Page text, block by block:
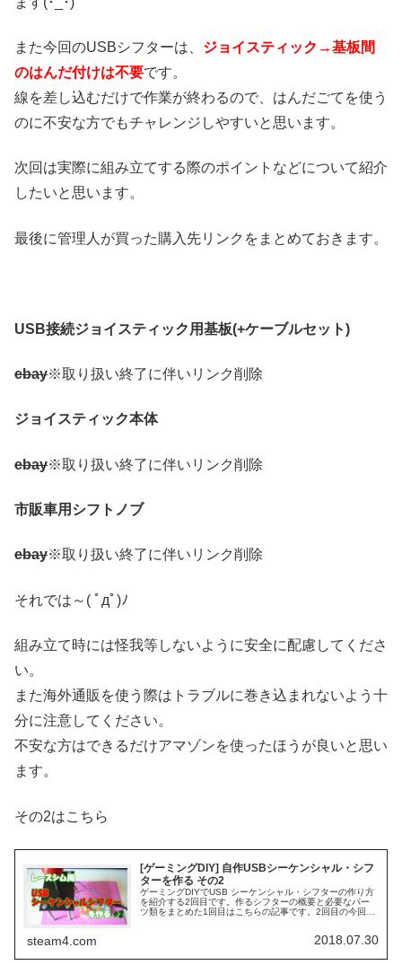
また今回のUSBシフターは、 ジョイスティック→基板間
のはんだ付けは不要です。
線を差し込むだけで作業が終わるので、はんだごてを使う
のに不安な方でもチャレンジしやすいと思います。
次回は実際に組み立てする際のポイントなどについて紹介
したいと思います。
最後に管理人が買った購入先リンクをまとめておきます。
USB接続ジョイスティック用基板(+ケーブルセット)
ebay※取り扱い終了に伴いリンク削除
ジョイスティック本体
ebay※取り扱い終了に伴いリンク削除
市販車用シフトノブ
ebay※取り扱い終了に伴いリンク削除
それでは～( ﾟдﾟ)ﾉ
組み立て時には怪我等しないように安全に配慮してくださ
い。
また海外通販を使う際はトラブルに巻き込まれないよう十
分に注意してください。
不安な方はできるだけアマゾンを使ったほうが良いと思い
ます。
その2はこちら
[ゲーミングDIY] 自作USBシーケンシャル・シフ
ターを作る その2
ゲーミングDIYでUSB シーケンシャル・シフターの作り方
を紹介する2回目です。作るシフターの概要と必要なパー
ツ類をまとめた1回目はこちらの記事です。2回目の今回は
steam4.com 2018.07.30